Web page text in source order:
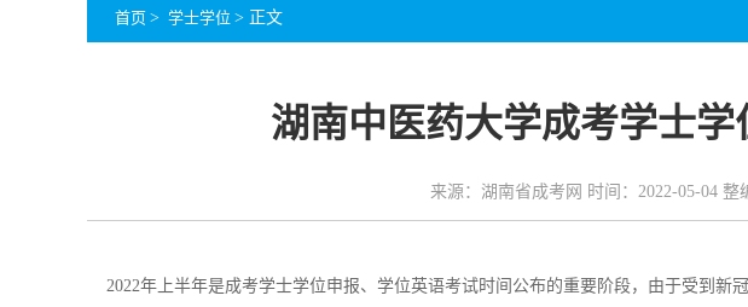
首页 > 学士学位 > 正文
湖南中医药大学成考学士学
来源：湖南省成考网 时间：2022-05-04 整
2022年上半年是成考学士学位申报、学位英语考试时间公布的重要阶段，由于受到新